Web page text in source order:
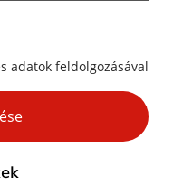
adatok feldolgozásával